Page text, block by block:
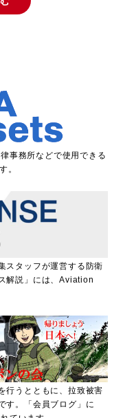
事務所などで使用できる
。
スタッフが運営する防衛
解説」には、Aviation
行うとともに、拉致被害
す。「会員ブログ」に